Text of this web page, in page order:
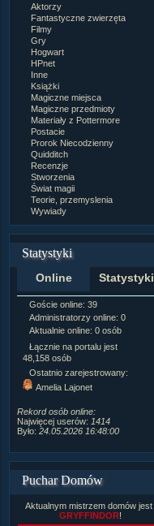
Aktorzy
Fantastyczne zwierzęta
Filmy
Gry
Hogwart
HPnet
Inne
Książki
Magiczne miejsca
Magiczne przedmioty
Materiały z Pottermore
Postacie
Prorok Niecodzienny
Quidditch
Recenzje
Stworzenia
Świat magii
Teorie, przemyslenia
Wywiady
Statystyki
Online Statystyki
Goście online: 39
Administratorzy online: 0
Aktualnie online: 0 osób
Łącznie na portalu jest
48,158 osób
Ostatnio zarejestrowany:
Amelia Lajonet
Rekord osób online:
Najwięcej userów: 1414
Było: 24.05.2026 16:48:00
Puchar Domów
Aktualnym mistrzem domów jest
GRYFFINDOR!